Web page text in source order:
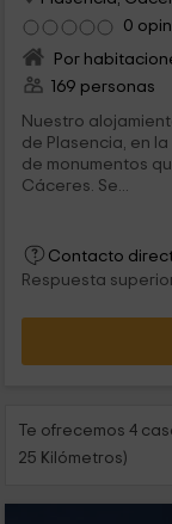
0
Por
169 personas
Nuestro
de Plasencia, en
de monumentos
Cáceres. Se...
Contacto
Respuesta
Te ofrecemos 4
25 Kilómetros)